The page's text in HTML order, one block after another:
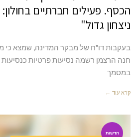
הכסף. פעילים חברתיים
ניצחון גדול"
בעקבות דו"ח של מבקר המדינה, שמצא כי
חנה הרצמן רשמה נסיעות פרטיות כנסיעות
במסמך
קרא עוד ←
חדשות